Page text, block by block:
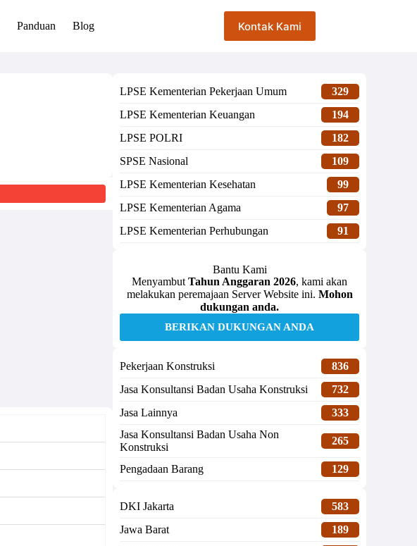
Panduan Blog Kontak Kami
LPSE Kementerian Pekerjaan Umum
329
LPSE Kementerian Keuangan
194
LPSE POLRI
182
SPSE Nasional
109
LPSE Kementerian Kesehatan
99
LPSE Kementerian Agama
97
LPSE Kementerian Perhubungan
91
Bantu Kami
Menyambut Tahun Anggaran 2026, kami akan
melakukan peremajaan Server Website ini. Mohon
dukungan anda.
BERIKAN DUKUNGAN ANDA
Pekerjaan Konstruksi
836
Jasa Konsultansi Badan Usaha Konstruksi
732
Jasa Lainnya
333
Jasa Konsultansi Badan Usaha Non
Konstruksi
265
Pengadaan Barang 129
DKI Jakarta
583
Jawa Barat
189